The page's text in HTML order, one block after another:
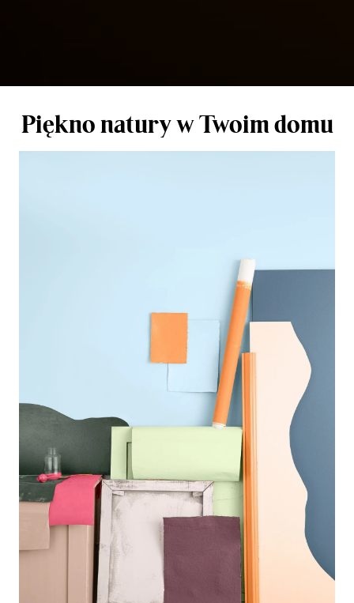
Piękno natury w Twoim domu